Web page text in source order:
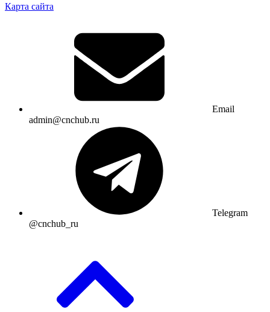
Карта сайта
Email
admin@cnchub.ru
Telegram
@cnchub_ru